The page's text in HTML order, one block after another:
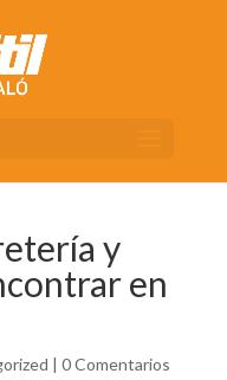
y
en
| 0 Comentarios